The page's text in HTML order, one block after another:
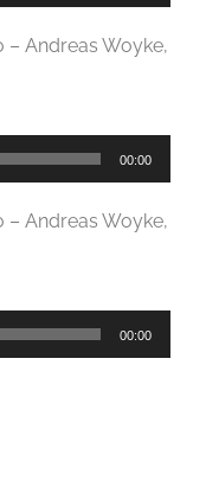
– Andreas Woyke,
00:00
– Andreas Woyke,
00:00